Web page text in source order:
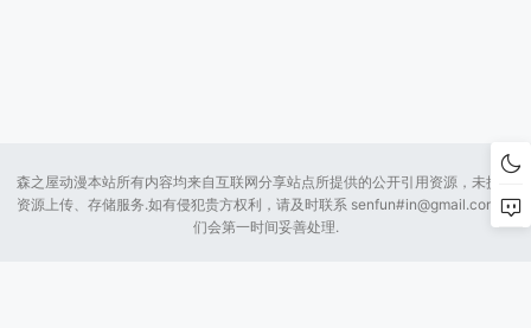
森之屋动漫本站所有内容均来自互联网分享站点所提供的公开引用资源，未提供
资源上传、存储服务.如有侵犯贵方权利，请及时联系 senfun#in@gmail.com 我
们会第一时间妥善处理.